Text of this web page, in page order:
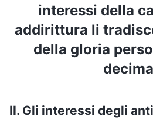
interessi della
addirittura li
della gloria
II. Gli interessi degli